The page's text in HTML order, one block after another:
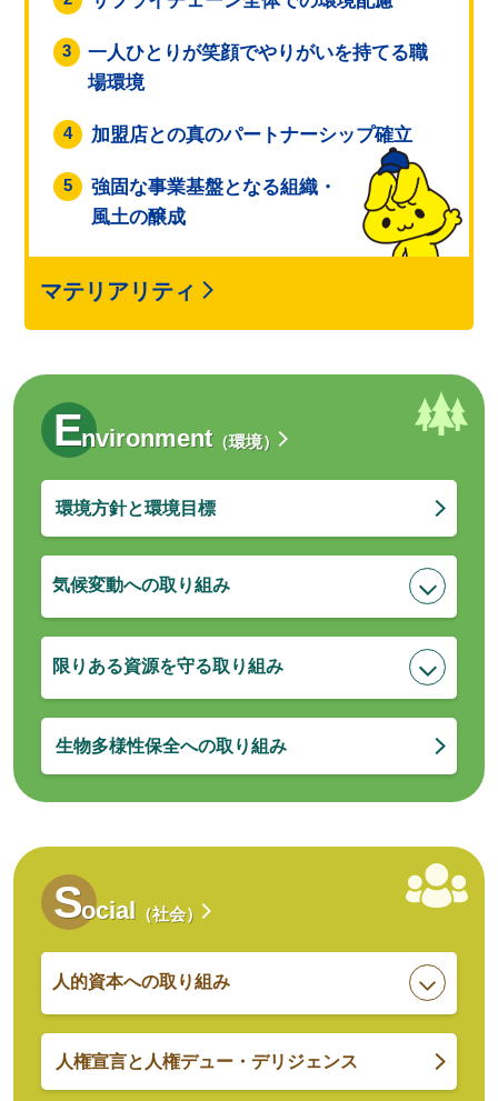
3
一人ひとりが笑顔でやりがいを持てる職
場環境
4 加盟店との真のパートナーシップ確立
5
強固な事業基盤となる組織・
風土の醸成
マテリアリティ
Environment（環境）
環境方針と環境目標
気候変動への取り組み
限りある資源を守る取り組み
生物多様性保全への取り組み
Social （社会）
人的資本への取り組み
人権宣言と人権デュー・デリジェンス